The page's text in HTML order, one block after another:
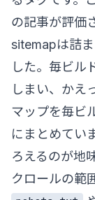
の記事が評価
sitemapは詰
した。毎ビル
しまい、かえ
マップを毎ビ
にまとめてい
ろえるのが地
クロールの範